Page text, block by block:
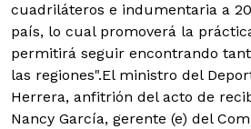
cuadriláteros e indumentaria a
país, lo cual promoverá la
permitirá seguir encontrando
las regiones".El ministro del
Herrera, anfitrión del acto de
Nancy García, gerente (e) del